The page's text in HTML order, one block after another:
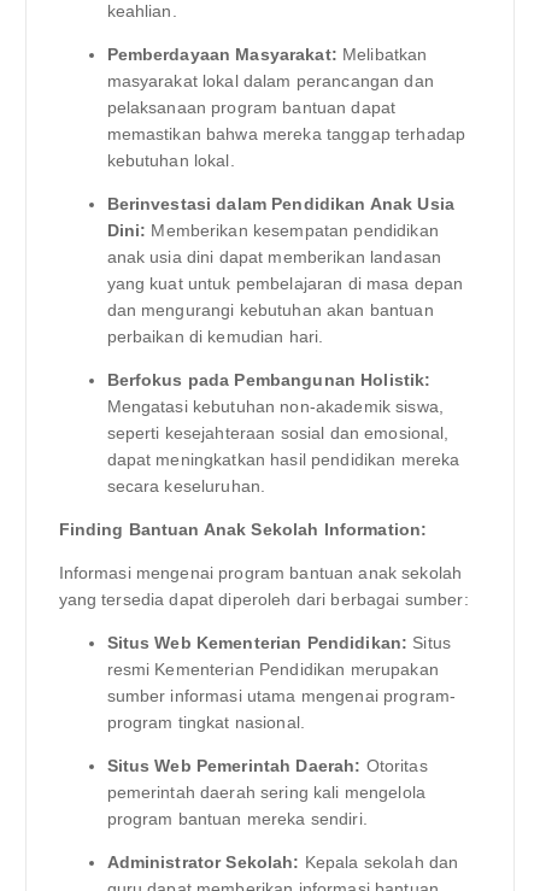
keahlian.
Pemberdayaan Masyarakat: Melibatkan
masyarakat lokal dalam perancangan dan
pelaksanaan program bantuan dapat
memastikan bahwa mereka tanggap terhadap
kebutuhan lokal.
Berinvestasi dalam Pendidikan Anak Usia
Dini: Memberikan kesempatan pendidikan
anak usia dini dapat memberikan landasan
yang kuat untuk pembelajaran di masa depan
dan mengurangi kebutuhan akan bantuan
perbaikan di kemudian hari.
Berfokus pada Pembangunan Holistik:
Mengatasi kebutuhan non-akademik siswa,
seperti kesejahteraan sosial dan emosional,
dapat meningkatkan hasil pendidikan mereka
secara keseluruhan.
Finding Bantuan Anak Sekolah Information:
Informasi mengenai program bantuan anak sekolah
yang tersedia dapat diperoleh dari berbagai sumber:
Situs Web Kementerian Pendidikan: Situs
resmi Kementerian Pendidikan merupakan
sumber informasi utama mengenai program-
program tingkat nasional.
Situs Web Pemerintah Daerah: Otoritas
pemerintah daerah sering kali mengelola
program bantuan mereka sendiri.
Administrator Sekolah: Kepala sekolah dan